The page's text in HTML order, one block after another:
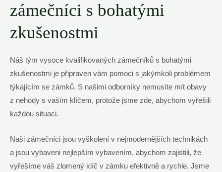
zámečníci s bohatými
zkušenostmi
Náš tým vysoce kvalifikovaných zámečníků s bohatými
zkušenostmi je připraven vám pomoci s jakýmkoli problémem
týkajícím se zámků. S našimi odborníky nemusíte mít obavy
z nehody s vaším klíčem, protože jsme zde, abychom vyřešili
každou situaci.
Naši zámečníci jsou vyškolení v nejmodernějších technikách
a jsou vybaveni nejlepším vybavením, abychom zajistili, že
vyřešíme váš zlomený klíč v zámku efektivně a rychle. Jsme